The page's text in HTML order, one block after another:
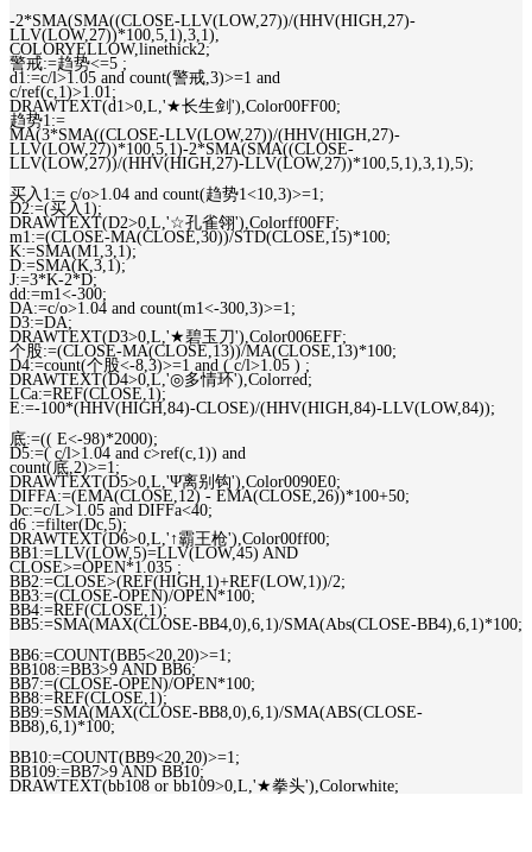
-2*SMA(SMA((CLOSE-LLV(LOW,27))/(HHV(HIGH,27)-
LLV(LOW,27))*100,5,1),3,1),
COLORYELLOW,linethick2;
警戒:=趋势<=5 ;
d1:=c/l>1.05 and count(警戒,3)>=1 and
c/ref(c,1)>1.01;
DRAWTEXT(d1>0,L,'★长生剑'),Color00FF00;
趋势1:=
MA(3*SMA((CLOSE-LLV(LOW,27))/(HHV(HIGH,27)-
LLV(LOW,27))*100,5,1)-2*SMA(SMA((CLOSE-
LLV(LOW,27))/(HHV(HIGH,27)-LLV(LOW,27))*100,5,1),3,1),5);
买入1:= c/o>1.04 and count(趋势1<10,3)>=1;
D2:=(买入1);
DRAWTEXT(D2>0,L,'☆孔雀翎'),Colorff00FF;
m1:=(CLOSE-MA(CLOSE,30))/STD(CLOSE,15)*100;
K:=SMA(M1,3,1);
D:=SMA(K,3,1);
J:=3*K-2*D;
dd:=m1<-300;
DA:=c/o>1.04 and count(m1<-300,3)>=1;
D3:=DA;
DRAWTEXT(D3>0,L,'★碧玉刀'),Color006EFF;
个股:=(CLOSE-MA(CLOSE,13))/MA(CLOSE,13)*100;
D4:=count(个股<-8,3)>=1 and ( c/l>1.05 ) ;
DRAWTEXT(D4>0,L,'◎多情环'),Colorred;
LCa:=REF(CLOSE,1);
E:=-100*(HHV(HIGH,84)-CLOSE)/(HHV(HIGH,84)-LLV(LOW,84));
底:=(( E<-98)*2000);
D5:=( c/l>1.04 and c>ref(c,1)) and
count(底,2)>=1;
DRAWTEXT(D5>0,L,'Ψ离别钩'),Color0090E0;
DIFFA:=(EMA(CLOSE,12) - EMA(CLOSE,26))*100+50;
Dc:=c/L>1.05 and DIFFa<40;
d6 :=filter(Dc,5);
DRAWTEXT(D6>0,L,'↑霸王枪'),Color00ff00;
BB1:=LLV(LOW,5)=LLV(LOW,45) AND
CLOSE>=OPEN*1.035 ;
BB2:=CLOSE>(REF(HIGH,1)+REF(LOW,1))/2;
BB3:=(CLOSE-OPEN)/OPEN*100;
BB4:=REF(CLOSE,1);
BB5:=SMA(MAX(CLOSE-BB4,0),6,1)/SMA(Abs(CLOSE-BB4),6,1)*100;
BB6:=COUNT(BB5<20,20)>=1;
BB108:=BB3>9 AND BB6;
BB7:=(CLOSE-OPEN)/OPEN*100;
BB8:=REF(CLOSE,1);
BB9:=SMA(MAX(CLOSE-BB8,0),6,1)/SMA(ABS(CLOSE-
BB8),6,1)*100;
BB10:=COUNT(BB9<20,20)>=1;
BB109:=BB7>9 AND BB10;
DRAWTEXT(bb108 or bb109>0,L,'★拳头'),Colorwhite;